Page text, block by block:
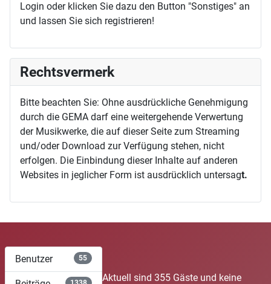
Login oder klicken Sie dazu den Button "Sonstiges" an
und lassen Sie sich registrieren!
Rechtsvermerk
Bitte beachten Sie: Ohne ausdrückliche Genehmigung
durch die GEMA darf eine weitergehende Verwertung
der Musikwerke, die auf dieser Seite zum Streaming
und/oder Download zur Verfügung stehen, nicht
erfolgen. Die Einbindung dieser Inhalte auf anderen
Websites in jeglicher Form ist ausdrücklich untersagt.
Benutzer 55
Aktuell sind 355 Gäste und keine